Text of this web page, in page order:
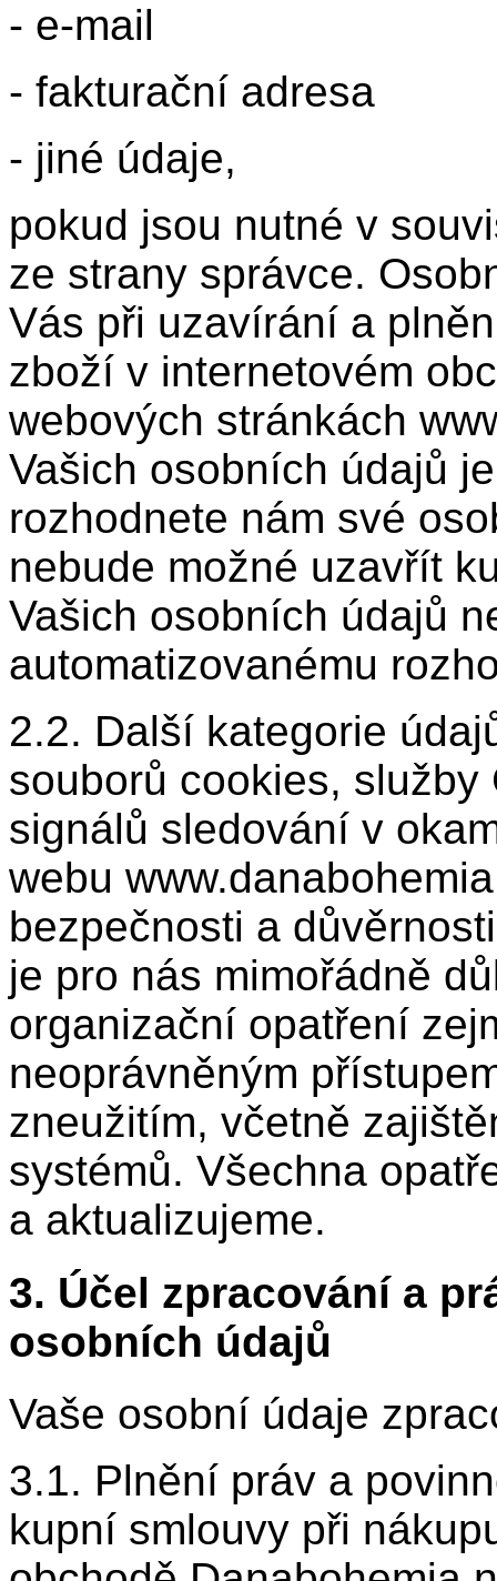
- e-mail
- fakturační adresa
- jiné údaje,
pokud jsou nutné v
ze strany správce.
Vás při uzavírání a
zboží v internetovém
webových stránkách
Vašich osobních údajů
rozhodnete nám své
nebude možné uzavřít
Vašich osobních údajů
automatizovanému
2.2. Další kategorie
souborů cookies,
signálů sledování v
webu
bezpečnosti a
je pro nás mimořádně
organizační opatření
neoprávněným
zneužitím, včetně
systémů. Všechna
a aktualizujeme.
3. Účel zpracování a
osobních údajů
Vaše osobní údaje
3.1. Plnění práv a
kupní smlouvy při